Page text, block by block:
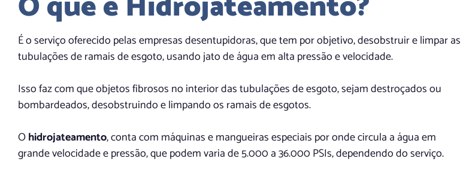
É o serviço oferecido pelas empresas desentupidoras, que tem por objetivo, desobstruir e limpar as
tubulações de ramais de esgoto, usando jato de água em alta pressão e velocidade.
Isso faz com que objetos fibrosos no interior das tubulações de esgoto, sejam destroçados ou
bombardeados, desobstruindo e limpando os ramais de esgotos.
Ohidrojateamento, conta com máquinas e mangueiras especiais por onde circula a água em
grande velocidade e pressão, que podem varia de 5.000 a 36.000 PSIs, dependendo do serviço.